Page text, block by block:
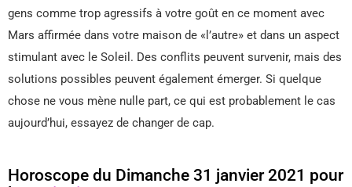
gens comme trop agressifs à votre goût en ce moment avec
Mars affirmée dans votre maison de «l’autre» et dans un aspect
stimulant avec le Soleil. Des conflits peuvent survenir, mais des
solutions possibles peuvent également émerger. Si quelque
chose ne vous mène nulle part, ce qui est probablement le cas
aujourd’hui, essayez de changer de cap.
Horoscope du Dimanche 31 janvier 2021 pour